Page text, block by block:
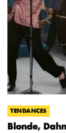
TENDANCES
Blonde,